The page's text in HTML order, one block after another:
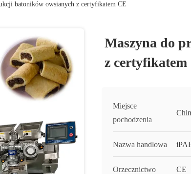
batoników owsianych z certyfikatem CE
Maszyna do
z certyfikatem
Miejsce
pochodzenia
Nazwa handlowa
Orzecznictwo CE